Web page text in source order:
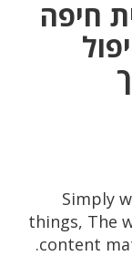
חיפה
Simply
things, The
content